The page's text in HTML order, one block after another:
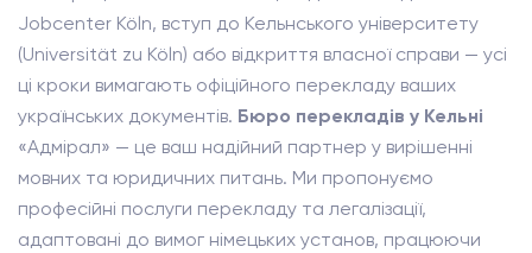
Jobcenter Köln, вступ до Кельнського університету
(Universität zu Köln) або відкриття власної справи — усі
ці кроки вимагають офіційного перекладу ваших
українських документів. Бюро перекладів у Кельні
«Адмірал» — це ваш надійний партнер у вирішенні
мовних та юридичних питань. Ми пропонуємо
професійні послуги перекладу та легалізації,
адаптовані до вимог німецьких установ, працюючи